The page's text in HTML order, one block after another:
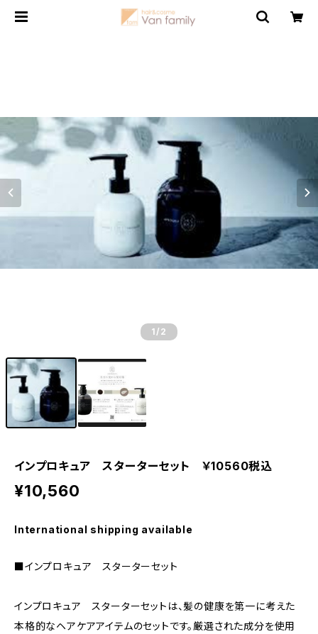
1 /2
インプロキュア スターターセット ￥10560税込
¥10,560
International shipping available
■インプロキュア スターターセット
インプロキュア スターターセットは、髪の健康を第一に考えた
本格的なヘアケアアイテムのセットです。厳選された成分を使用